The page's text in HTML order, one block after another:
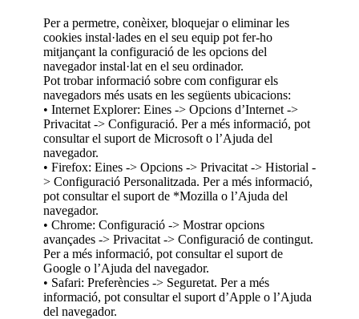
Per a permetre, conèixer, bloquejar o eliminar les
cookies instal·lades en el seu equip pot fer-ho
mitjançant la configuració de les opcions del
navegador instal·lat en el seu ordinador.
Pot trobar informació sobre com configurar els
navegadors més usats en les següents ubicacions:
• Internet Explorer: Eines -> Opcions d’Internet ->
Privacitat -> Configuració. Per a més informació, pot
consultar el suport de Microsoft o l’Ajuda del
navegador.
• Firefox: Eines -> Opcions -> Privacitat -> Historial -
> Configuració Personalitzada. Per a més informació,
pot consultar el suport de *Mozilla o l’Ajuda del
navegador.
• Chrome: Configuració -> Mostrar opcions
avançades -> Privacitat -> Configuració de contingut.
Per a més informació, pot consultar el suport de
Google o l’Ajuda del navegador.
• Safari: Preferències -> Seguretat. Per a més
informació, pot consultar el suport d’Apple o l’Ajuda
del navegador.